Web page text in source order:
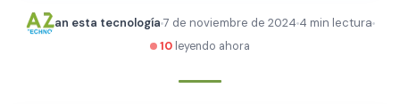
an esta tecnología 7 de noviembre de 2024 4 min lectura
10 leyendo ahora